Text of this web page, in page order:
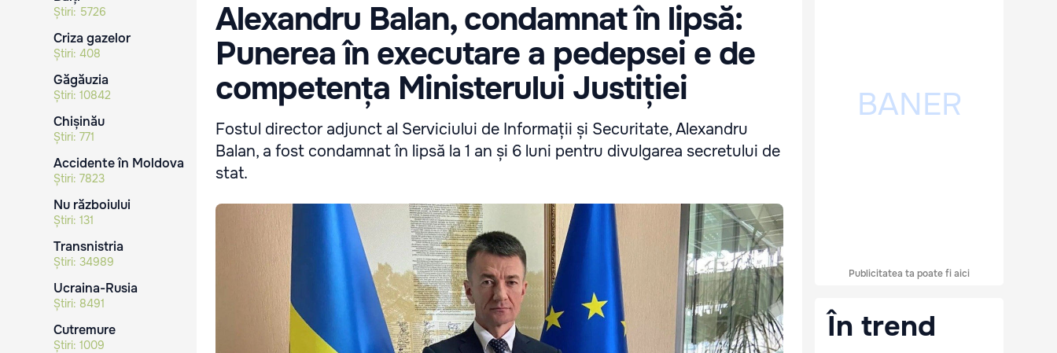
Știri: 5726
Criza gazelor
Știri: 408
Găgăuzia
Știri: 10842
Chișinău
Știri: 771
Accidente în Moldova
Știri: 7823
Nu războiului
Știri: 131
Transnistria
Știri: 34989
Ucraina-Rusia
Știri: 8491
Cutremure
Știri: 1009
Alexandru Balan, condamnat în lipsă:
Punerea în executare a pedepsei e de
competența Ministerului Justiției
Fostul director adjunct al Serviciului de Informații și Securitate, Alexandru
Balan, a fost condamnat în lipsă la 1 an și 6 luni pentru divulgarea secretului de
stat.
Publicitatea ta poate fi aici
În trend